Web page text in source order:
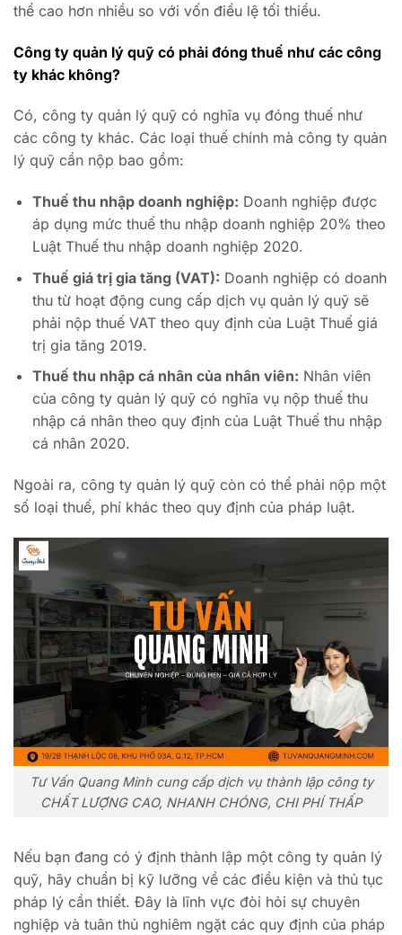
thể cao hơn nhiều so với vốn điều lệ tối thiểu.
Công ty quản lý quỹ có phải đóng thuế như các công
ty khác không?
Có, công ty quản lý quỹ có nghĩa vụ đóng thuế như
các công ty khác. Các loại thuế chính mà công ty quản
lý quỹ cần nộp bao gồm:
Thuế thu nhập doanh nghiệp: Doanh nghiệp được
áp dụng mức thuế thu nhập doanh nghiệp 20% theo
Luật Thuế thu nhập doanh nghiệp 2020.
Thuế giá trị gia tăng (VAT): Doanh nghiệp có doanh
thu từ hoạt động cung cấp dịch vụ quản lý quỹ sẽ
phải nộp thuế VAT theo quy định của Luật Thuế giá
trị gia tăng 2019.
Thuế thu nhập cá nhân của nhân viên: Nhân viên
của công ty quản lý quỹ có nghĩa vụ nộp thuế thu
nhập cá nhân theo quy định của Luật Thuế thu nhập
cá nhân 2020.
Ngoài ra, công ty quản lý quỹ còn có thể phải nộp một
số loại thuế, phí khác theo quy định của pháp luật.
Tư Vấn Quang Minh cung cấp dịch vụ thành lập công ty
CHẤT LƯỢNG CAO, NHANH CHÓNG, CHI PHÍ THẤP
Nếu bạn đang có ý định thành lập một công ty quản lý
quỹ, hãy chuẩn bị kỹ lưỡng về các điều kiện và thủ tục
pháp lý cần thiết. Đây là lĩnh vực đòi hỏi sự chuyên
nghiệp và tuân thủ nghiêm ngặt các quy định của pháp